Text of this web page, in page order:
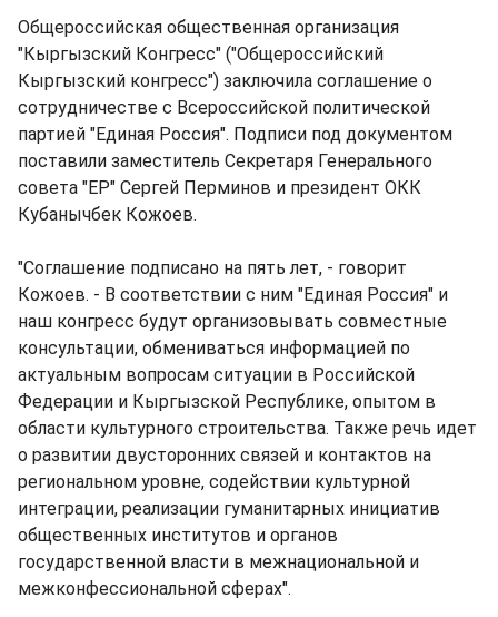
Общероссийская общественная организация
"Кыргызский Конгресс" ("Общероссийский
Кыргызский конгресс") заключила соглашение о
сотрудничестве с Всероссийской политической
партией "Единая Россия". Подписи под документом
поставили заместитель Секретаря Генерального
совета "ЕР" Сергей Перминов и президент ОКК
Кубанычбек Кожоев.
"Cоглашение подписано на пять лет, - говорит
Кожоев. - В соответствии с ним "Единая Россия" и
наш конгресс будут организовывать совместные
консультации, обмениваться информацией по
актуальным вопросам ситуации в Российской
Федерации и Кыргызской Республике, опытом в
области культурного строительства. Также речь идет
о развитии двусторонних связей и контактов на
региональном уровне, содействии культурной
интеграции, реализации гуманитарных инициатив
общественных институтов и органов
государственной власти в межнациональной и
межконфессиональной сферах".